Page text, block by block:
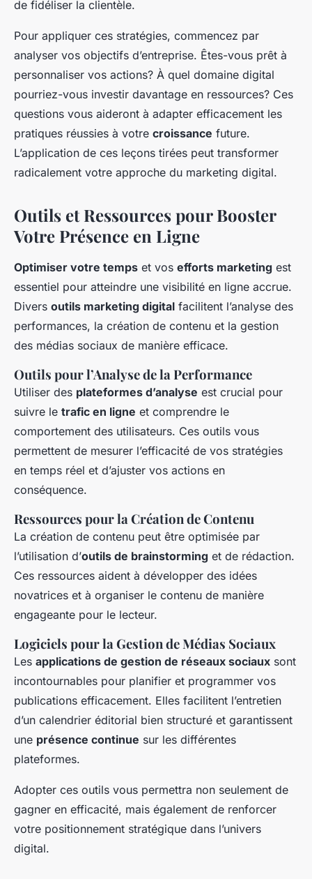
de fidéliser la clientèle.
Pour appliquer ces stratégies, commencez par
analyser vos objectifs d’entreprise. Êtes-vous prêt à
personnaliser vos actions? À quel domaine digital
pourriez-vous investir davantage en ressources? Ces
questions vous aideront à adapter efficacement les
pratiques réussies à votre croissance future.
L’application de ces leçons tirées peut transformer
radicalement votre approche du marketing digital.
Outils et Ressources pour Booster
Votre Présence en Ligne
Optimiser votre temps et vos efforts marketing est
essentiel pour atteindre une visibilité en ligne accrue.
Divers outils marketing digital facilitent l’analyse des
performances, la création de contenu et la gestion
des médias sociaux de manière efficace.
Outils pour l’Analyse de la Performance
Utiliser des plateformes d’analyse est crucial pour
suivre le trafic en ligne et comprendre le
comportement des utilisateurs. Ces outils vous
permettent de mesurer l’efficacité de vos stratégies
en temps réel et d’ajuster vos actions en
conséquence.
Ressources pour la Création de Contenu
La création de contenu peut être optimisée par
l’utilisation d’outils de brainstorming et de rédaction.
Ces ressources aident à développer des idées
novatrices et à organiser le contenu de manière
engageante pour le lecteur.
Logiciels pour la Gestion de Médias Sociaux
Les applications de gestion de réseaux sociaux sont
incontournables pour planifier et programmer vos
publications efficacement. Elles facilitent l’entretien
d’un calendrier éditorial bien structuré et garantissent
une présence continue sur les différentes
plateformes.
Adopter ces outils vous permettra non seulement de
gagner en efficacité, mais également de renforcer
votre positionnement stratégique dans l’univers
digital.